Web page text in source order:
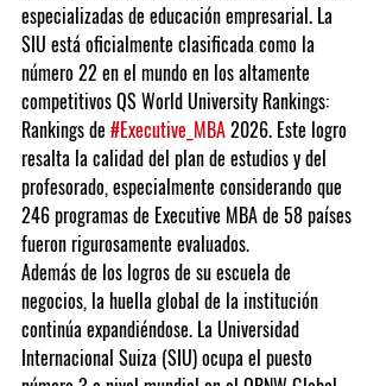
especializadas de educación empresarial. La
SIU está oficialmente clasificada como la
número 22 en el mundo en los altamente
competitivos QS World University Rankings:
Rankings de #Executive_MBA 2026. Este logro
resalta la calidad del plan de estudios y del
profesorado, especialmente considerando que
246 programas de Executive MBA de 58 países
fueron rigurosamente evaluados.
Además de los logros de su escuela de
negocios, la huella global de la institución
continúa expandiéndose. La Universidad
Internacional Suiza (SIU) ocupa el puesto